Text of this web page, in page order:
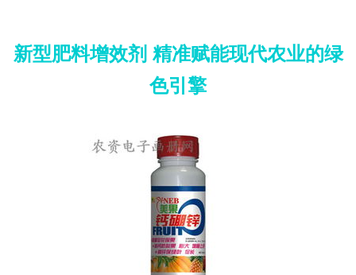
新型肥料增效剂 精准赋能现代农业的绿
色引擎